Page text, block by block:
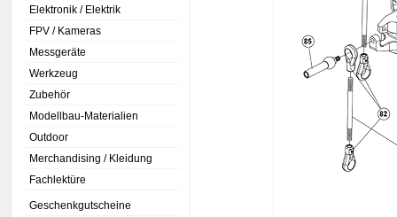
Elektronik / Elektrik
FPV / Kameras
Messgeräte
Werkzeug
Zubehör
Modellbau-Materialien
Outdoor
Merchandising / Kleidung
Fachlektüre
Geschenkgutscheine